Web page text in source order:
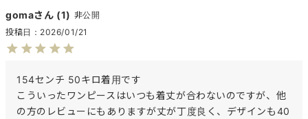
goma 1
非公開
投稿日
2026/01/21
154センチ 50キロ着用です
こういったワンピースはいつも着丈が合わないのですが、他
の方のレビューにもありますが丈が丁度良く、デザインも40